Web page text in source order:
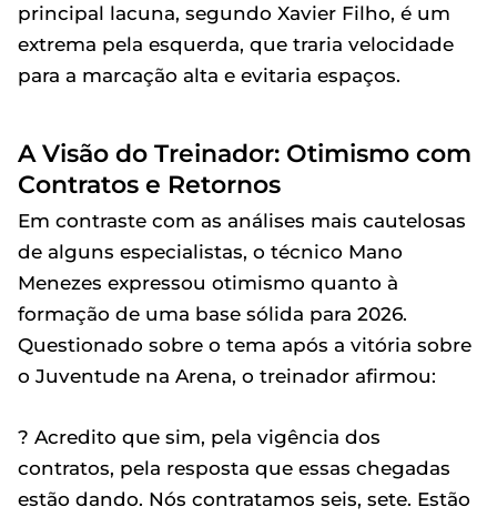
principal lacuna, segundo Xavier Filho, é um
extrema pela esquerda, que traria velocidade
para a marcação alta e evitaria espaços.
A Visão do Treinador: Otimismo com
Contratos e Retornos
Em contraste com as análises mais cautelosas
de alguns especialistas, o técnico Mano
Menezes expressou otimismo quanto à
formação de uma base sólida para 2026.
Questionado sobre o tema após a vitória sobre
o Juventude na Arena, o treinador afirmou:
? Acredito que sim, pela vigência dos
contratos, pela resposta que essas chegadas
estão dando. Nós contratamos seis, sete. Estão